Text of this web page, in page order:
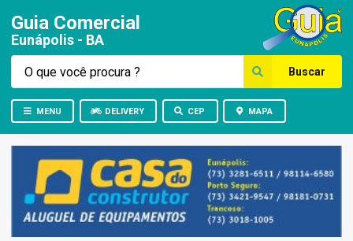
Guia Comercial
Eunápolis - BA
Buscar
MENU DELIVERY CEP MAPA